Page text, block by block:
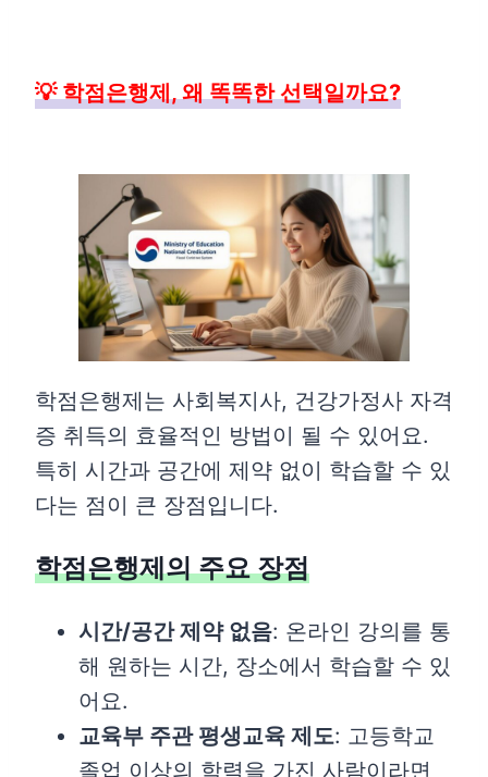
💡 학점은행제, 왜 똑똑한 선택일까요?
학점은행제는 사회복지사, 건강가정사 자격
증 취득의 효율적인 방법이 될 수 있어요.
특히 시간과 공간에 제약 없이 학습할 수 있
다는 점이 큰 장점입니다.
학점은행제의 주요 장점
시간/공간 제약 없음: 온라인 강의를 통
해 원하는 시간, 장소에서 학습할 수 있
어요.
교육부 주관 평생교육 제도: 고등학교
졸업 이상의 학력을 가진 사람이라면